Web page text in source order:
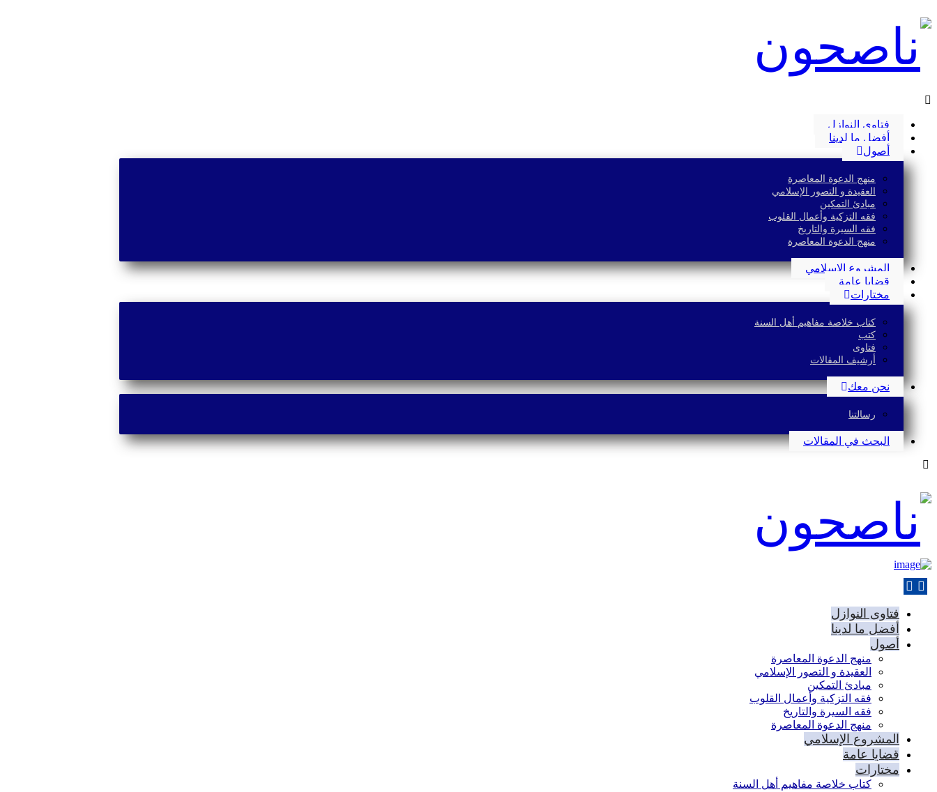
فتاوى النوازل
أفضل ما لدينا
أصول
منهج الدعوة المعاصرة
العقيدة و التصور الإسلامي
مبادئ التمكين
فقه التزكية وأعمال القلوب
فقه السيرة والتاريخ
منهج الدعوة المعاصرة
المشروع الإسلامي
قضايا عامة
مختارات
كتاب خلاصة مفاهيم أهل السنة
كتب
فتاوى
أرشيف المقالات
نحن معك
رسالتنا
البحث في المقالات
فتاوى النوازل
أفضل ما لدينا
أصول
منهج الدعوة المعاصرة
العقيدة و التصور الإسلامي
مبادئ التمكين
فقه التزكية وأعمال القلوب
فقه السيرة والتاريخ
منهج الدعوة المعاصرة
المشروع الإسلامي
قضايا عامة
مختارات
كتاب خلاصة مفاهيم أهل السنة